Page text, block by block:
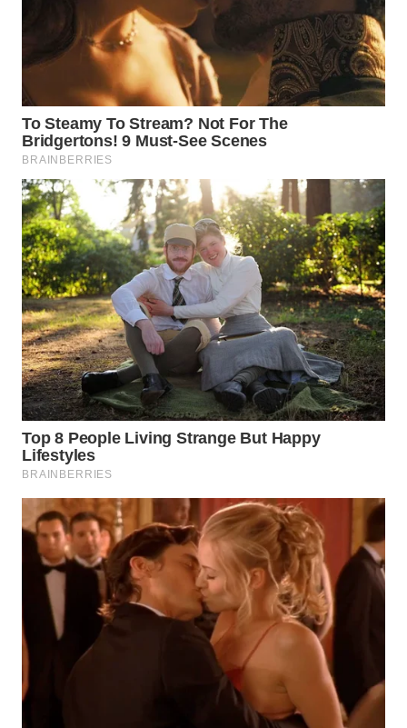
TIMUR
SEMARANG
WN
SOLO
WN
BOROBUDUR
WN
MADURA
WN
SURABAYA
WN
NATUNA
WN
BINTAN
WN
MANDALIKA
WN
LIKUPANG